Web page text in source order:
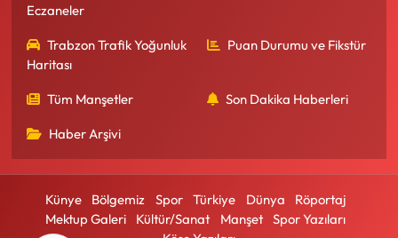
Eczaneler
Trabzon Trafik Yoğunluk
Haritası
Puan Durumu ve Fikstür
Tüm Manşetler Son Dakika Haberleri
Haber Arşivi
Künye Bölgemiz Spor Türkiye Dünya
Röportaj
Mektup Galeri
Kültür/Sanat Manşet
Spor Yazıları